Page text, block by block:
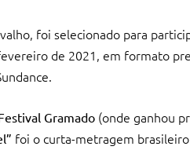
foi selecionado para
de 2021, em formato
Gramado (onde ganhou
foi o curta-metragem